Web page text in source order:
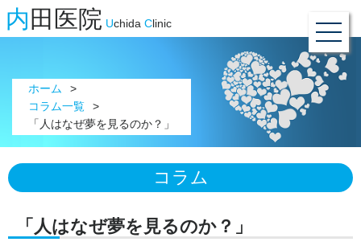
内 田医院 Uchida C linic
ホーム
コラム一覧
「人はなぜ夢を見るのか？」
コラム
「人はなぜ夢を見るのか？」